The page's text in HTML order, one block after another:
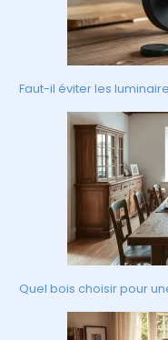
Faut-il éviter les
Quel bois choisir pour